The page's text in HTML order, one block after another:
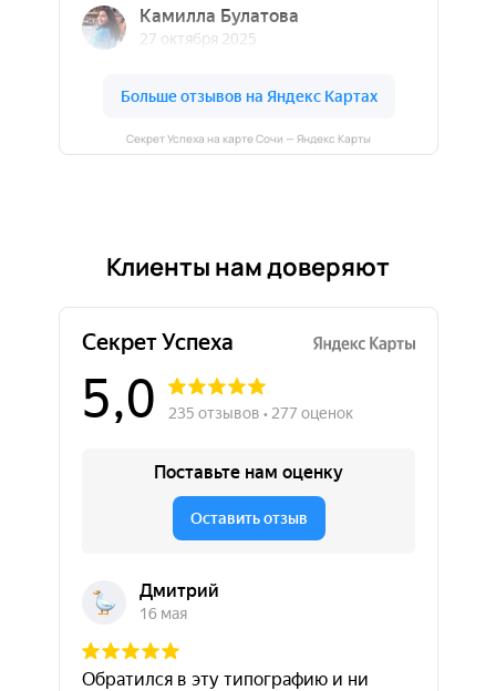
Секрет Успеха на карте Сочи — Яндекс Карты
Клиенты нам доверяют